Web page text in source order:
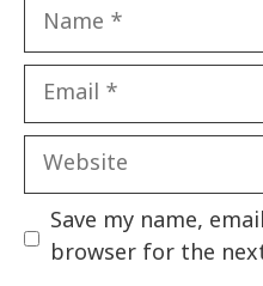
Name
Email
Website
Save my name,
browser for the